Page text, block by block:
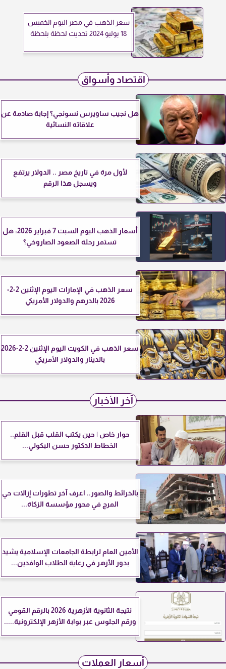
سعر الذهب في مصر اليوم الخميس
18 يوليو 2024 تحديث لحظة بلحظة
اقتصاد وأسواق
هل نجيب ساويرس نسونجي؟ إجابة صادمة عن
علاقاته النسائية
لأول مرة في تاريخ مصر .. الدولار يرتفع
ويسجل هذا الرقم
أسعار الذهب اليوم السبت 7 فبراير 2026: هل
تستمر رحلة الصعود الصاروخي؟
سعر الذهب في الإمارات اليوم الإثنين 2-2-
2026 بالدرهم والدولار الأمريكي
سعر الذهب في الكويت اليوم الإثنين 2-2-2026
بالدينار والدولار الأمريكي
آخر الأخبار
حوار خاص | حين يكتب القلب قبل القلم..
الخطاط الدكتور حسن البكولي...
بالخرائط والصور.. اعرف آخر تطورات إزالات حي
المرج في محور مؤسسة الزكاة...
الأمين العام لرابطة الجامعات الإسلامية يشيد
بدور الأزهر في رعاية الطلاب الوافدين...
نتيجة الثانوية الأزهرية 2026 بالرقم القومي
ورقم الجلوس عبر بوابة الأزهر الإلكترونية.....
أسعار العملات